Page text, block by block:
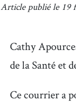
Article publié le 19
Cathy
de la Santé et
Ce courrier a